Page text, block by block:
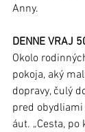
Anny.
DENNE VRAJ
Okolo
pokoja, aký
dopravy, čulý
pred
áut. „Cesta,